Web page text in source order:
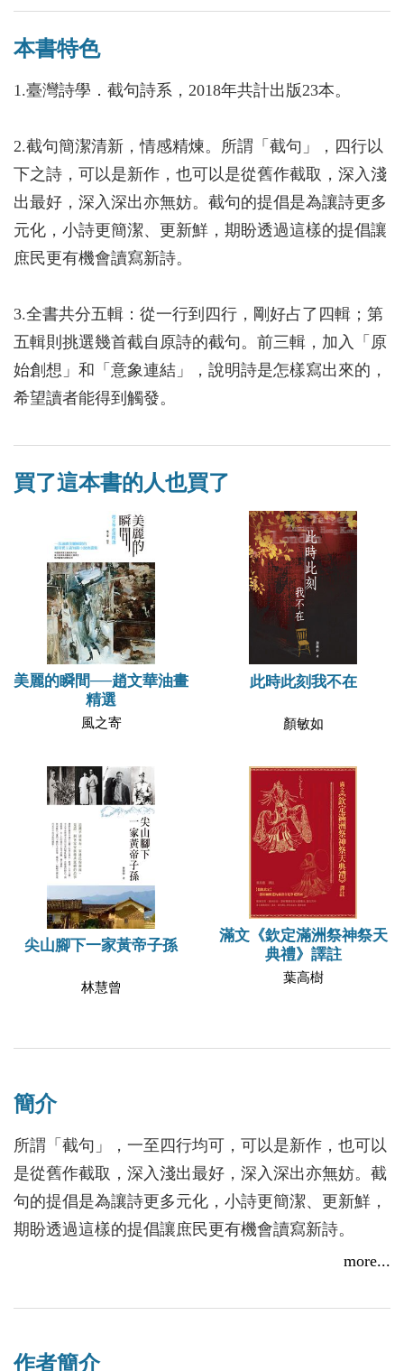
本書特色
1.臺灣詩學．截句詩系，2018年共計出版23本。
2.截句簡潔清新，情感精煉。所謂「截句」，四行以
下之詩，可以是新作，也可以是從舊作截取，深入淺
出最好，深入深出亦無妨。截句的提倡是為讓詩更多
元化，小詩更簡潔、更新鮮，期盼透過這樣的提倡讓
庶民更有機會讀寫新詩。
3.全書共分五輯：從一行到四行，剛好占了四輯；第
五輯則挑選幾首截自原詩的截句。前三輯，加入「原
始創想」和「意象連結」，說明詩是怎樣寫出來的，
希望讀者能得到觸發。
買了這本書的人也買了
美麗的瞬間──趙文華油畫
精選
風之寄
此時此刻我不在
顏敏如
尖山腳下一家黃帝子孫
林慧曾
滿文《欽定滿洲祭神祭天
典禮》譯註
葉高樹
簡介
所謂「截句」，一至四行均可，可以是新作，也可以
是從舊作截取，深入淺出最好，深入深出亦無妨。截
句的提倡是為讓詩更多元化，小詩更簡潔、更新鮮，
期盼透過這樣的提倡讓庶民更有機會讀寫新詩。
「意象連結」；原始創想，是將自己寫那首截句的初
more...
作者簡介